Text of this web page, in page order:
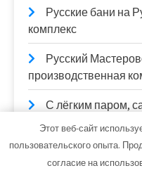
Русские бани на
комплекс
Русский
производственная
С лёгким паром,
Саратовская,
Сатурн,
Этот веб-сайт
пользовательского опыта.
согласие на